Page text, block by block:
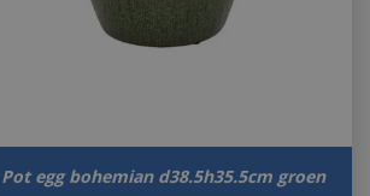
Pot egg bohemian d38.5h35.5cm groen